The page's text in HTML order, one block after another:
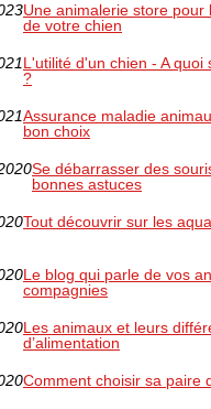
Une animalerie store pour
de votre chien
L'utilité d'un chien - A quoi
?
Assurance maladie
bon choix
Se débarrasser des
bonnes astuces
Tout découvrir sur les
Le blog qui parle de vos
compagnies
Les animaux et leurs
d’alimentation
Comment choisir sa paire